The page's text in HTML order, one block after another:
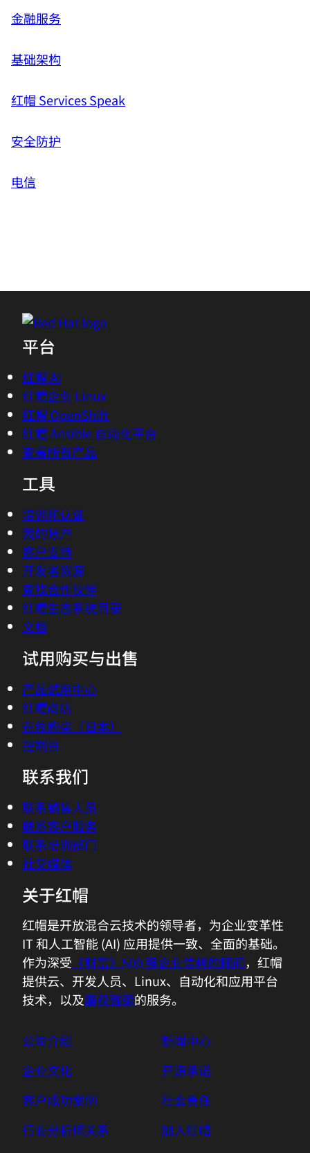
金融服务
基础架构
红帽 Services Speak
安全防护
电信
平台
红帽 AI
红帽企业 Linux
红帽 OpenShift
红帽 Ansible 自动化平台
查看所有产品
工具
培训和认证
我的帐户
客户支持
开发者资源
查找合作伙伴
红帽生态系统目录
文档
试用购买与出售
产品试用中心
红帽商店
在线购买（日本）
控制台
联系我们
联系销售人员
联系客户服务
联系培训部门
社交媒体
关于红帽
红帽是开放混合云技术的领导者，为企业变革性
IT 和人工智能 (AI) 应用提供一致、全面的基础。
作为深受 《财富》500 强企业信赖的顾问，红帽
提供云、开发人员、Linux、自动化和应用平台
技术，以及屡获殊荣的服务。
公司介绍
企业文化
客户成功案例
行业分析师关系
新闻中心
开源承诺
社会责任
加入红帽